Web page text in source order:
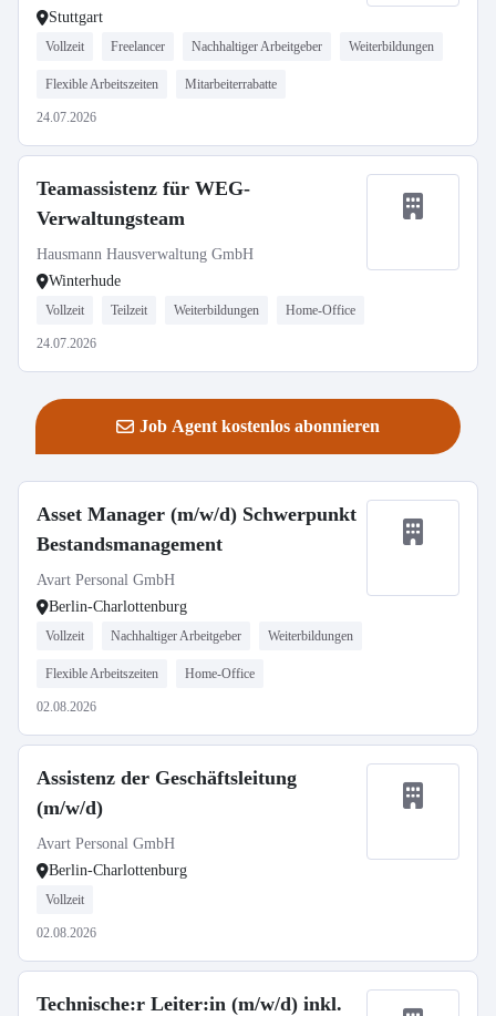
Stuttgart
Vollzeit Freelancer Nachhaltiger Arbeitgeber Weiterbildungen
Flexible Arbeitszeiten Mitarbeiterrabatte
24.07.2026
Teamassistenz für WEG-
Verwaltungsteam
Hausmann Hausverwaltung GmbH
Winterhude
Vollzeit Teilzeit Weiterbildungen Home-Office
24.07.2026
Job Agent kostenlos abonnieren
Asset Manager (m/w/d) Schwerpunkt
Bestandsmanagement
Avart Personal GmbH
Berlin-Charlottenburg
Vollzeit Nachhaltiger Arbeitgeber Weiterbildungen
Flexible Arbeitszeiten Home-Office
02.08.2026
Assistenz der Geschäftsleitung
(m/w/d)
Avart Personal GmbH
Berlin-Charlottenburg
Vollzeit
02.08.2026
Technische:r Leiter:in (m/w/d) inkl.